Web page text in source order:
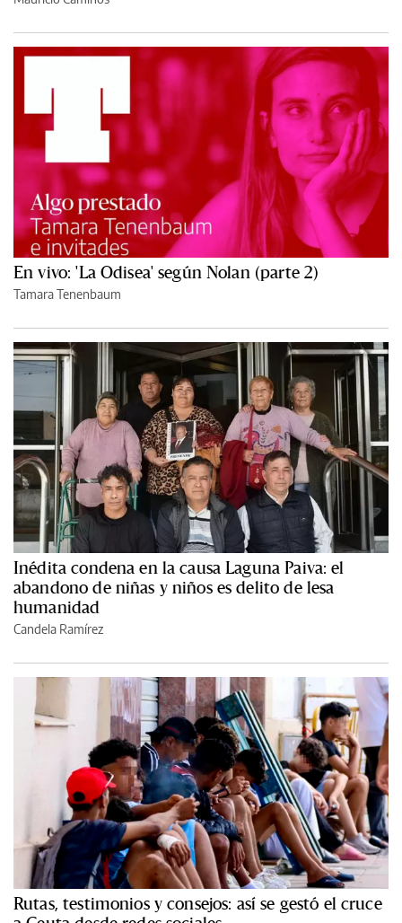
En vivo: 'La Odisea' según Nolan (parte 2)
Tamara Tenenbaum
Inédita condena en la causa Laguna Paiva: el
abandono de niñas y niños es delito de lesa
humanidad
Candela Ramírez
Rutas, testimonios y consejos: así se gestó el cruce